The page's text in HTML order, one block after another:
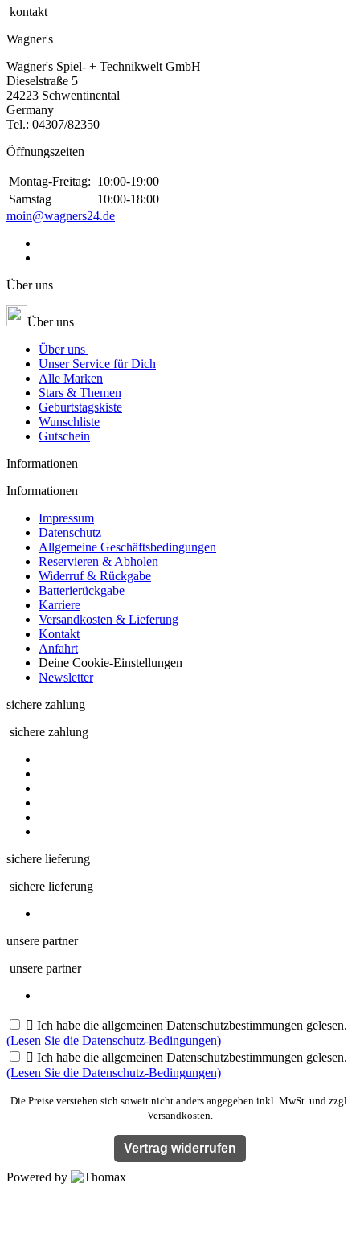
kontakt
Wagner's
Wagner's Spiel- + Technikwelt GmbH
Dieselstraße 5
24223 Schwentinental
Germany
Tel.: 04307/82350
Öffnungszeiten
Montag-Freitag: 10:00-19:00
Samstag
10:00-18:00
moin@wagners24.de
Über uns
Über uns
Über uns
Unser Service für Dich
Alle Marken
Stars & Themen
Geburtstagskiste
Wunschliste
Gutschein
Informationen
Informationen
Impressum
Datenschutz
Allgemeine Geschäftsbedingungen
Reservieren & Abholen
Widerruf & Rückgabe
Batterierückgabe
Karriere
Versandkosten & Lieferung
Kontakt
Anfahrt
Deine Cookie-Einstellungen
Newsletter
sichere zahlung
sichere zahlung
sichere lieferung
sichere lieferung
unsere partner
unsere partner
 Ich habe die allgemeinen Datenschutzbestimmungen gelesen.
(Lesen Sie die Datenschutz-Bedingungen)
 Ich habe die allgemeinen Datenschutzbestimmungen gelesen.
(Lesen Sie die Datenschutz-Bedingungen)
Die Preise verstehen sich soweit nicht anders angegeben inkl. MwSt. und zzgl.
Versandkosten.
Vertrag widerrufen
Powered by